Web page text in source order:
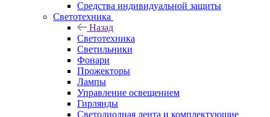
Средства индивидуальной защиты
Светотехника
Назад
Светотехника
Светильники
Фонари
Прожекторы
Лампы
Управление освещением
Гирлянды
Светодиодная лента и комплектующие